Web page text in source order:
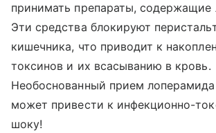
принимать препараты, содержащие
Эти средства блокируют
кишечника, что приводит к
токсинов и их всасыванию в кровь.
Необоснованный прием
может привести к инфекционно-
шоку!